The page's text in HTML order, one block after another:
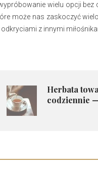
wielu opcji bez
może nas zaskoczyć
z innymi
Herbata
codziennie